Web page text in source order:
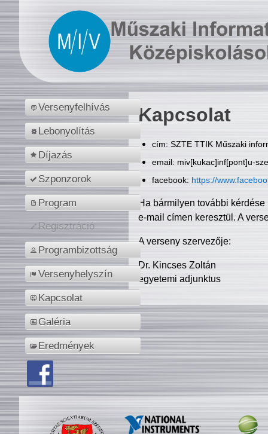
Versenyfelhívás
Lebonyolítás
Díjazás
Szponzorok
Program
Regisztráció
Programbizottság
Versenyhelyszín
Kapcsolat
Galéria
Eredmények
Kapcsolat
cím: SZTE TTIK Műszaki
email: miv[kukac]inf[pont]u-
facebook: https://
Ha bármilyen további
e-mail címen keresztül. A
A verseny szervezője:
Dr. Kincses Zoltán
egyetemi adjunktus